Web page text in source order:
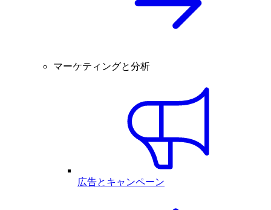
マーケティングと分析
広告とキャンペーン